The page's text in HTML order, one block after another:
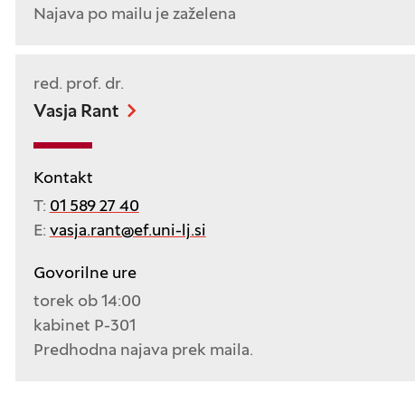
Najava po mailu je zaželena
red. prof. dr.
Vasja Rant
Kontakt
T: 01 589 27 40
E: vasja.rant@ef.uni-lj.si
Govorilne ure
torek ob 14:00
kabinet P-301
Predhodna najava prek maila.